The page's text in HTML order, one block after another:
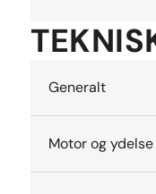
Generalt
Motor og ydelse